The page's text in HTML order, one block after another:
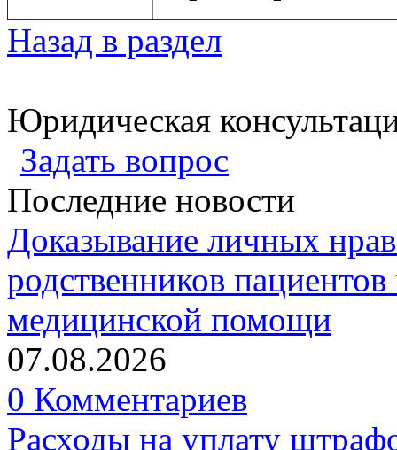
Назад в раздел
Юридическая
Задать вопрос
Последние новости
Доказывание личных
родственников
медицинской помощи
07.08.2026
0 Комментариев
Расходы на уплату